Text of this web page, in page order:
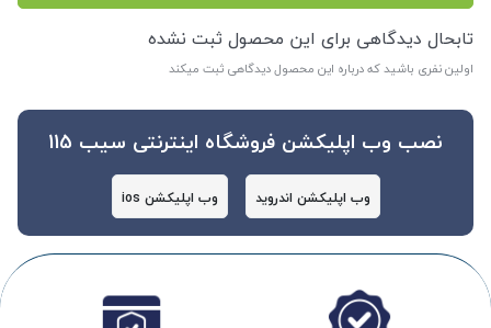
تابحال دیدگاهی برای این محصول ثبت نشده
اولین نفری باشید که درباره این محصول دیدگاهی ثبت میکند
نصب وب اپلیکشن فروشگاه اینترنتی سیب 115
وب اپلیکشن اندروید وب اپلیکشن ios